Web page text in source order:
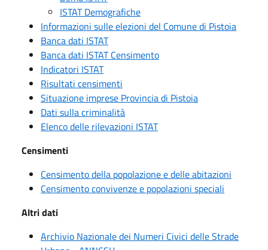
ISTAT Demografiche
Informazioni sulle elezioni del Comune di Pistoia
Banca dati ISTAT
Banca dati ISTAT Censimento
Indicatori ISTAT
Risultati censimenti
Situazione imprese Provincia di Pistoia
Dati sulla criminalità
Elenco delle rilevazioni ISTAT
Censimenti
Censimento della popolazione e delle abitazioni
Censimento convivenze e popolazioni speciali
Altri dati
Archivio Nazionale dei Numeri Civici delle Strade